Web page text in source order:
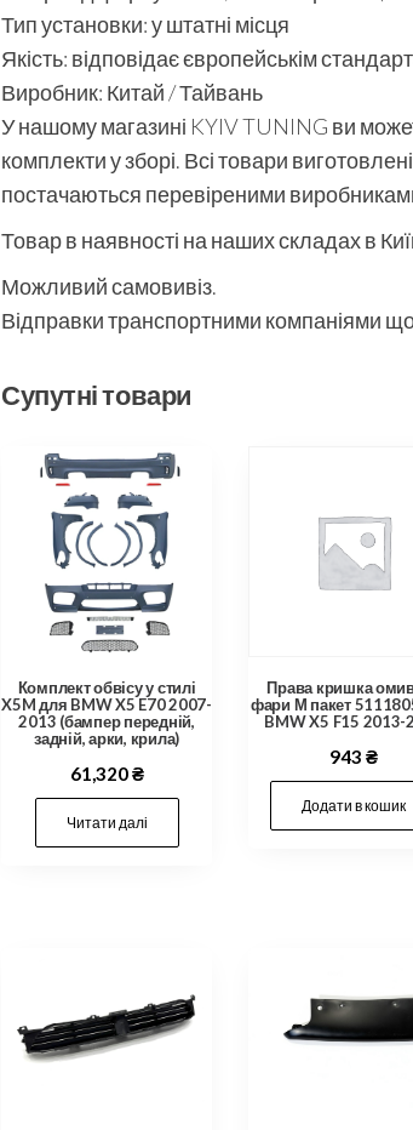
Тип установки: у штатні місця
Якість: відповідає європейськім
Виробник: Китай / Тайвань
У нашому магазині KYIV TUNING ви
комплекти у зборі. Всі товари
постачаються перевіреними
Товар в наявності на наших складах в
Можливий самовивіз.
Відправки транспортними компаніями
Супутні товари
Комплект обвісу у стилі
X5M для BMW X5 E70 2007-
2013 (бампер передній,
задній, арки, крила)
61,320₴
Читати далі
Права кришка
фари М пакет
BMW X5 F15 2013-
943₴
Додати в кошик